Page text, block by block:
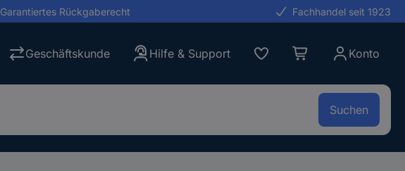
Garantiertes Rückgaberecht Fachhandel seit 1923
Geschäftskunde Hilfe & Support Konto
Suchen